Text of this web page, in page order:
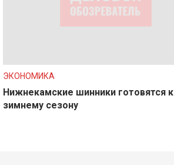
ЭКОНОМИКА
Нижнекамские шинники готовятся к
зимнему сезону